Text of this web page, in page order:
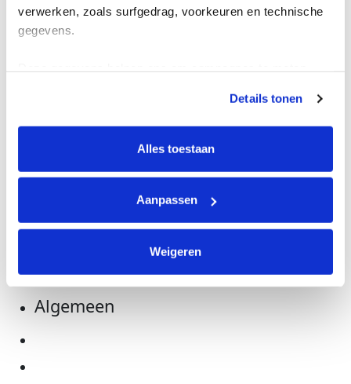
verwerken, zoals surfgedrag, voorkeuren en technische
gegevens.
tonen. Je kunt je toestemming op elk moment wijzigen of
intrekken via Cookie instellingen onderaan de pagina. De
lijst met cookies is te vinden in het tabblad “details”.
Details tonen
Alles toestaan
Aanpassen
Weigeren
Meer informatie
Acties
Algemeen